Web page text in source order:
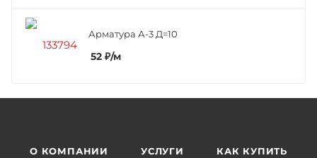
Арматура А-3 Д=10
52 ₽/м
О КОМПАНИИ УСЛУГИ КАК КУПИТЬ